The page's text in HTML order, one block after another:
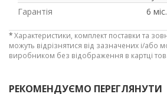
Гарантія
6 міс.
*Характеристики, комплект поставки та
можуть відрізнятися від зазначених і/або
виробником без відображення в картці
РЕКОМЕНДУЄМО ПЕРЕГЛЯНУТИ